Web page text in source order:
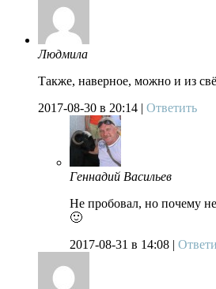
Людмила
Также, наверное, можно и из
2017-08-30 в 20:14 | Ответить
Геннадий Васильев
Не пробовал, но почему
🙂
2017-08-31 в 14:08 |